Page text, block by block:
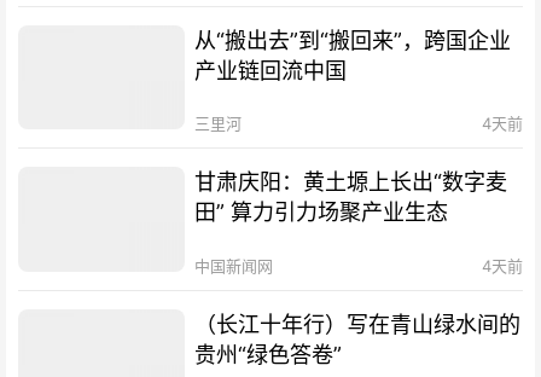
从“搬出去”到“搬回来”，跨国企业
产业链回流中国
三里河 4天前
甘肃庆阳：黄土塬上长出“数字麦
田” 算力引力场聚产业生态
中国新闻网 4天前
（长江十年行）写在青山绿水间的
贵州“绿色答卷”